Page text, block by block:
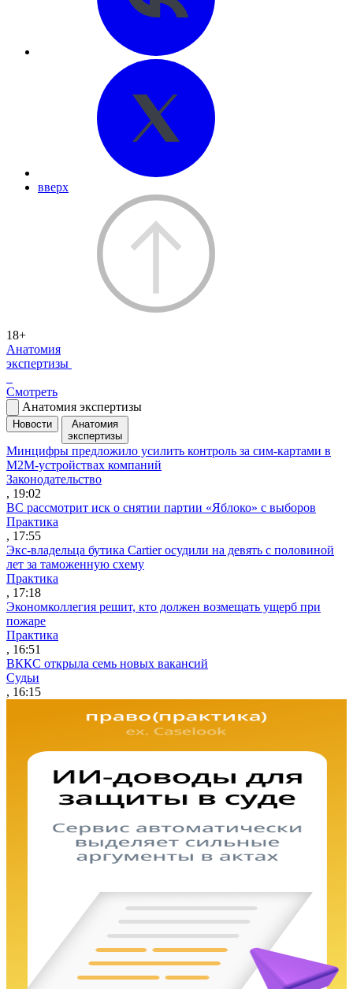
вверх
18+
Анатомия
экспертизы
Смотреть
Анатомия экспертизы
Новости
Анатомия
экспертизы
Минцифры предложило усилить контроль за сим-картами в
M2M-устройствах компаний
Законодательство
, 19:02
ВС рассмотрит иск о снятии партии «Яблоко» с выборов
Практика
, 17:55
Экс-владельца бутика Cartier осудили на девять с половиной
лет за таможенную схему
Практика
, 17:18
Экономколлегия решит, кто должен возмещать ущерб при
пожаре
Практика
, 16:51
ВККС открыла семь новых вакансий
Судьи
, 16:15